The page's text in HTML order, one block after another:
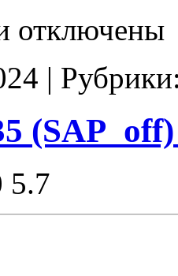
записи
Stage1
E2(SAP_off)
отключены
|
5.7